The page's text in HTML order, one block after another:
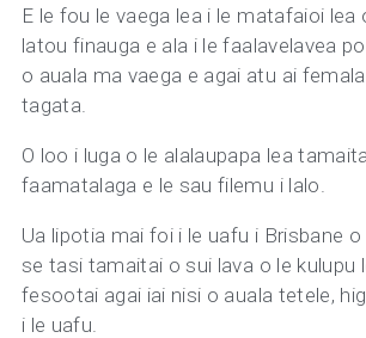
E le fou le vaega lea i le matafaioi lea
latou finauga e ala i le faalavelavea
o auala ma vaega e agai atu ai
tagata.
O loo i luga o le alalaupapa lea
faamatalaga e le sau filemu i lalo.
Ua lipotia mai foi i le uafu i Brisbane
se tasi tamaitai o sui lava o le kulupu
fesootai agai iai nisi o auala tetele,
i le uafu.